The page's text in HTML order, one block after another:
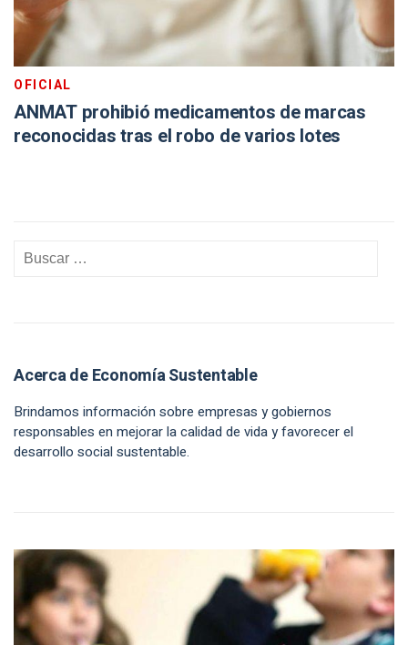
OFICIAL
ANMAT prohibió medicamentos de marcas
reconocidas tras el robo de varios lotes
Acerca de Economía Sustentable
Brindamos información sobre empresas y gobiernos
responsables en mejorar la calidad de vida y favorecer el
desarrollo social sustentable.